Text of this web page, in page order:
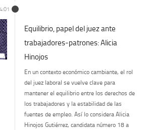
Equilibrio, papel del juez ante
trabajadores-patrones: Alicia
Hinojos
En un contexto económico cambiante, el rol
del juez laboral se vuelve clave para
mantener el equilibrio entre los derechos de
los trabajadores y la estabilidad de las
fuentes de empleo. Así lo considera Alicia
Hinojos Gutiérrez, candidata número 18 a